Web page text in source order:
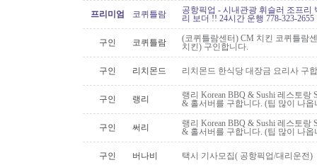
프리미엄 코퀴틀람
공항픽업 - 시내관광 휘슬러 조프
리 보더 !! 24시간 운행 778-323-2655
구인 코퀴틀람
(코퀴틀람센터) CM 치킨 코퀴틀람
치킨) 구인합니다.
구인 리치몬드 리치몬드 한식당 대장금 요리사 구
구인 랭리
랭리 Korean BBQ & Sushi 레스토
& 홀서버를 구합니다. (팁 많이 나옵
구인 써리
랭리 Korean BBQ & Sushi 레스토
& 홀서버를 구합니다. (팁 많이 나옵
구인 버나비 택시 기사모집( 공항픽업/대리운전)